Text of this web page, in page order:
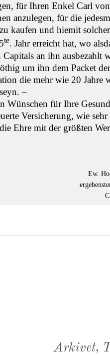
für Ihren Enkel Carl
anzulegen, für die
kaufen und hiemit
te. Jahr erreicht hat, wo
an ihn ausbezahlt
um ihn dem Packet
die mehr wie 20 Jahre
–
Wünschen für Ihre
Versicherung, wie
Ehre mit der größten
Ew.
Arkivet,